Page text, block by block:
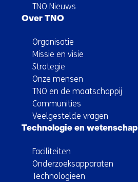
TNO Nieuws
Over TNO
Organisatie
Missie en visie
Strategie
Onze mensen
TNO en de maatschappij
Communities
Veelgestelde vragen
Technologie en wetenschap
Faciliteiten
Onderzoeksapparaten
Technologieën